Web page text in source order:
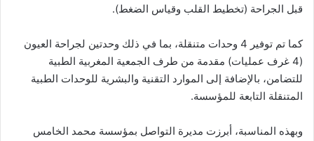
قبل الجراحة (تخطيط القلب وقياس الضغط).
كما تم توفير 4 وحدات متنقلة، بما في ذلك وحدتين لجراحة العيون
(4 غرف عمليات) مقدمة من طرف الجمعية المغربية الطبية
للتضامن، بالإضافة إلى الموارد التقنية والبشرية للوحدات الطبية
المتنقلة التابعة للمؤسسة.
وبهذه المناسبة، أبرزت مديرة التواصل بمؤسسة محمد الخامس